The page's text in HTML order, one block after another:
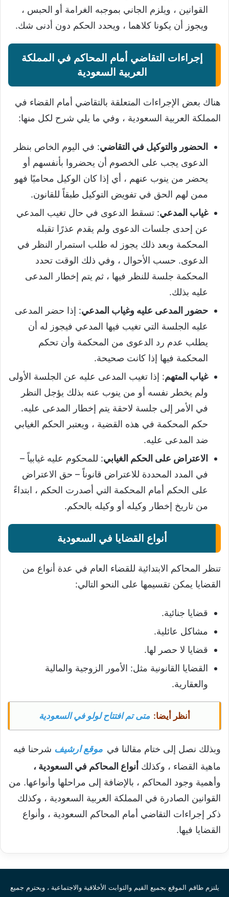
القوانين ، ويلزم الجاني بموجبه الغرامة أو الحبس ،
ويجوز أن يكونا كلاهما ، ويحدد الحكم دون أدنى شك.
إجراءات التقاضي أمام المحاكم في المملكة
العربية السعودية
هناك بعض الإجراءات المتعلقة بالتقاضي أمام القضاء في
المملكة العربية السعودية ، وفي ما يلي شرح لكل منها:
الحضور والتوكيل في التقاضي: في اليوم الخاص بنظر
الدعوى يجب على الخصوم أن يحضروا بأنفسهم أو
يحضر من ينوب عنهم ، أي إذا كان الوكيل محاميًا فهو
ممن لهم الحق في تفويض التوكيل طبقاً للقانون.
غياب المدعي: تسقط الدعوى في حال تغيب المدعي
عن إحدى جلسات الدعوى ولم يقدم عذرًا تقبله
المحكمة وبعد ذلك يجوز له طلب استمرار النظر في
الدعوى. حسب الأحوال ، وفي ذلك الوقت تحدد
المحكمة جلسة للنظر فيها ، ثم يتم إخطار المدعى
عليه بذلك.
حضور المدعى عليه وغياب المدعي: إذا حضر المدعى
عليه الجلسة التي تغيب فيها المدعي فيجوز له أن
يطلب عدم رد الدعوى من المحكمة وأن تحكم
المحكمة فيها إذا كانت صحيحة.
غياب المتهم: إذا تغيب المدعى عليه عن الجلسة الأولى
ولم يخطر نفسه أو من ينوب عنه بذلك يؤجل النظر
في الأمر إلى جلسة لاحقة يتم إخطار المدعى عليه.
حكم المحكمة في هذه القضية ، ويعتبر الحكم الغيابي
ضد المدعى عليه.
الاعتراض على الحكم الغيابي: للمحكوم عليه غيابياً –
في المدد المحددة للاعتراض قانوناً – حق الاعتراض
على الحكم أمام المحكمة التي أصدرت الحكم ، ابتداءً
من تاريخ إخطار وكيله أو وكيله بالحكم.
أنواع القضايا في السعودية
تنظر المحاكم الابتدائية للقضاء العام في عدة أنواع من
القضايا يمكن تقسيمها على النحو التالي:
قضايا جنائية.
مشاكل عائلية.
قضايا لا حصر لها.
القضايا القانونية مثل: الأمور الزوجية والمالية
والعقارية.
أنظر أيضا: متى تم افتتاح لولو في السعودية
وبذلك نصل إلى ختام مقالنا في موقع ارشيف شرحنا فيه
ماهية القضاء ، وكذلك أنواع المحاكم في السعودية ،
وأهمية وجود المحاكم ، بالإضافة إلى مراحلها وأنواعها. من
القوانين الصادرة في المملكة العربية السعودية ، وكذلك
ذكر إجراءات التقاضي أمام المحاكم السعودية ، وأنواع
القضايا فيها.
يلتزم طاقم الموقع بجميع القيم والثوابت الأخلاقية والاجتماعية ، ويحترم جميع